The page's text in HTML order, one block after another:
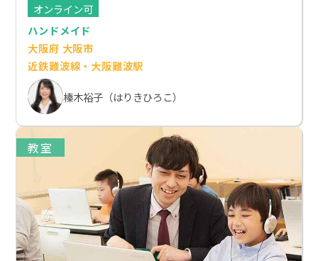
オンライン可
ハンドメイド
大阪府 大阪市
近鉄難波線・大阪難波駅
榛木裕子（はりきひろこ）
教室